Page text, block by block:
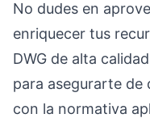
No dudes en
enriquecer tus
DWG de alta
para asegurarte de
con la normativa